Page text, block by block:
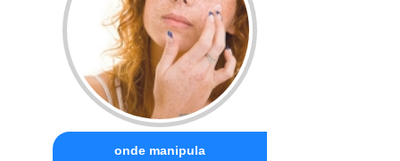
onde manipula